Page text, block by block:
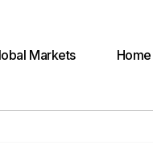
Home
Markets